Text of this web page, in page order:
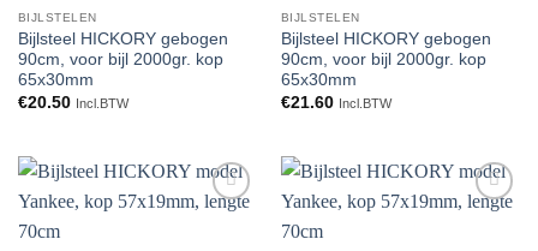
BIJLSTELEN
Bijlsteel HICKORY gebogen
90cm, voor bijl 2000gr. kop
65x30mm
€20.50 Incl.BTW
BIJLSTELEN
Bijlsteel HICKORY gebogen
90cm, voor bijl 2000gr. kop
65x30mm
€21.60 Incl.BTW